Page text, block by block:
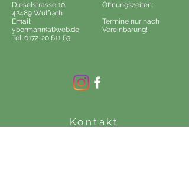
Dieselstrasse 10
42489 Wülfrath
Email:
ybormann(at)web.de
Tel: 0172-20 611 63
Öffnungszeiten:
Termine nur nach
Vereinbarung!
Kontakt